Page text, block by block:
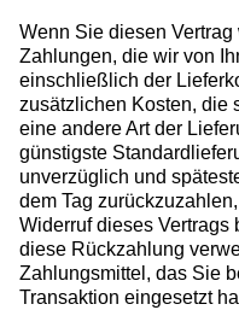
Wenn Sie diesen
Zahlungen, die wir von
einschließlich der
zusätzlichen Kosten, die
eine andere Art der
günstigste
unverzüglich und
dem Tag
Widerruf dieses Vertrags
diese Rückzahlung
Zahlungsmittel, das Sie
Transaktion eingesetzt